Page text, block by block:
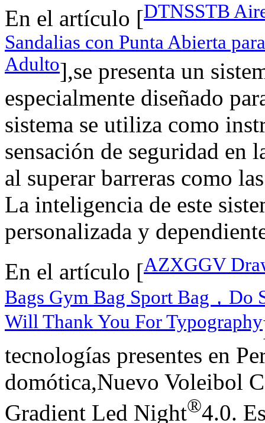
En el artículo [DTNSSTB
Sandalias con Punta Abierta
Adulto],se presenta un
especialmente diseñado
sistema se utiliza como
sensación de seguridad en
al superar barreras como
La inteligencia de este
personalizada y
En el artículo [AZXGGV
Bags Gym Bag Sport Bag，Do
Will Thank You For Typography
tecnologías presentes en
domótica,Nuevo Voleibol
Gradient Led Night®4.0.